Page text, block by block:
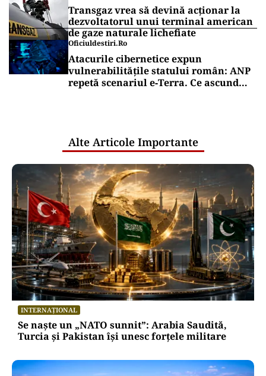
Transgaz vrea să devină acționar la
dezvoltatorul unui terminal american
de gaze naturale lichefiate
Oficiuldestiri.ro
Atacurile cibernetice expun
vulnerabilitățile statului român: ANP
repetă scenariul e‑Terra. Ce ascund
Alte Articole Importante
INTERNAȚIONAL
Se naște un „NATO sunnit”: Arabia Saudită,
Turcia și Pakistan își unesc forțele militare